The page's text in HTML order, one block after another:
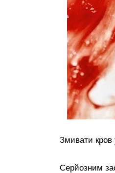
Змивати кров
Серйозним